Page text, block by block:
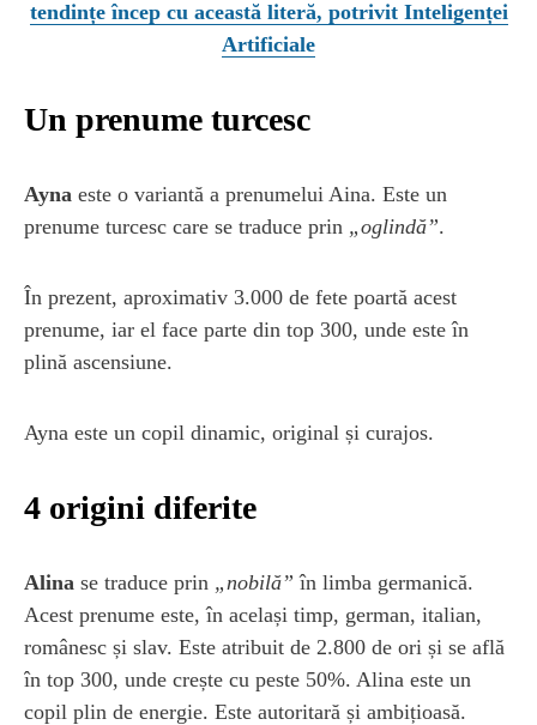
tendințe încep cu această literă, potrivit Inteligenței
Artificiale
Un prenume turcesc
Ayna este o variantă a prenumelui Aina. Este un
prenume turcesc care se traduce prin „oglindă”.
În prezent, aproximativ 3.000 de fete poartă acest
prenume, iar el face parte din top 300, unde este în
plină ascensiune.
Ayna este un copil dinamic, original și curajos.
4 origini diferite
Alina se traduce prin „nobilă”în limba germanică.
Acest prenume este, în același timp, german, italian,
românesc și slav. Este atribuit de 2.800 de ori și se află
în top 300, unde crește cu peste 50%. Alina este un
copil plin de energie. Este autoritară și ambițioasă.